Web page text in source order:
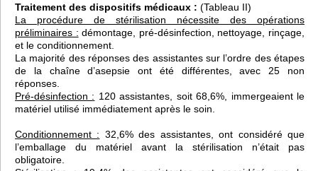
Traitement des dispositifs médicaux : (Tableau II)
La procédure de stérilisation nécessite des opérations
préliminaires : démontage, pré-désinfection, nettoyage, rinçage,
et le conditionnement.
La majorité des réponses des assistantes sur l’ordre des étapes
de la chaîne d’asepsie ont été différentes, avec 25 non
réponses.
Pré-désinfection : 120 assistantes, soit 68,6%, immergeaient le
matériel utilisé immédiatement après le soin.
Conditionnement : 32,6% des assistantes, ont considéré que
l’emballage du matériel avant la stérilisation n’était pas
obligatoire.